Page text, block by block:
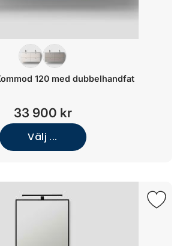
120 med dubbelhandfat
33 900 kr
Välj ...